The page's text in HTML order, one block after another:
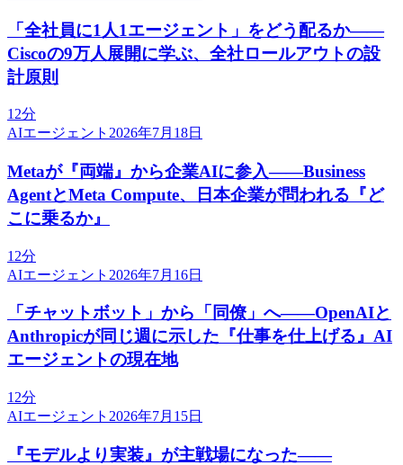
「全社員に1人1エージェント」をどう配るか——
Ciscoの9万人展開に学ぶ、全社ロールアウトの設
計原則
12分
AIエージェント 2026年7月18日
Metaが『両端』から企業AIに参入——Business
AgentとMeta Compute、日本企業が問われる『ど
こに乗るか』
12分
AIエージェント 2026年7月16日
「チャットボット」から「同僚」へ——OpenAIと
Anthropicが同じ週に示した『仕事を仕上げる』AI
エージェントの現在地
12分
AIエージェント 2026年7月15日
『モデルより実装』が主戦場になった——